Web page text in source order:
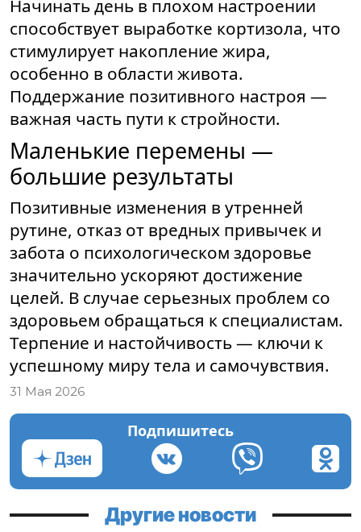
Начинать день в плохом настроении
способствует выработке кортизола, что
стимулирует накопление жира,
особенно в области живота.
Поддержание позитивного настроя —
важная часть пути к стройности.
Маленькие перемены —
большие результаты
Позитивные изменения в утренней
рутине, отказ от вредных привычек и
забота о психологическом здоровье
значительно ускоряют достижение
целей. В случае серьезных проблем со
здоровьем обращаться к специалистам.
Терпение и настойчивость — ключи к
успешному миру тела и самочувствия.
31 Мая 2026
Подпишитесь
Другие новости